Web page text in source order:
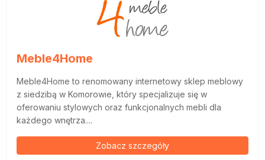
Meble4Home
Meble4Home to renomowany internetowy sklep meblowy
z siedzibą w Komorowie, który specjalizuje się w
oferowaniu stylowych oraz funkcjonalnych mebli dla
każdego wnętrza....
Zobacz szczegóły